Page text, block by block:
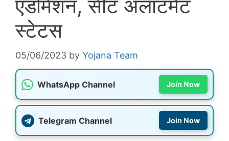
एडमिशन, सीट अलॉटमेंट
स्टेटस
05/06/2023 by Yojana Team
WhatsApp Channel Join Now
Telegram Channel Join Now